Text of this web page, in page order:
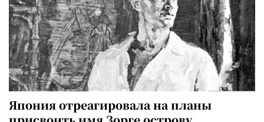
Япония отреагировала на планы